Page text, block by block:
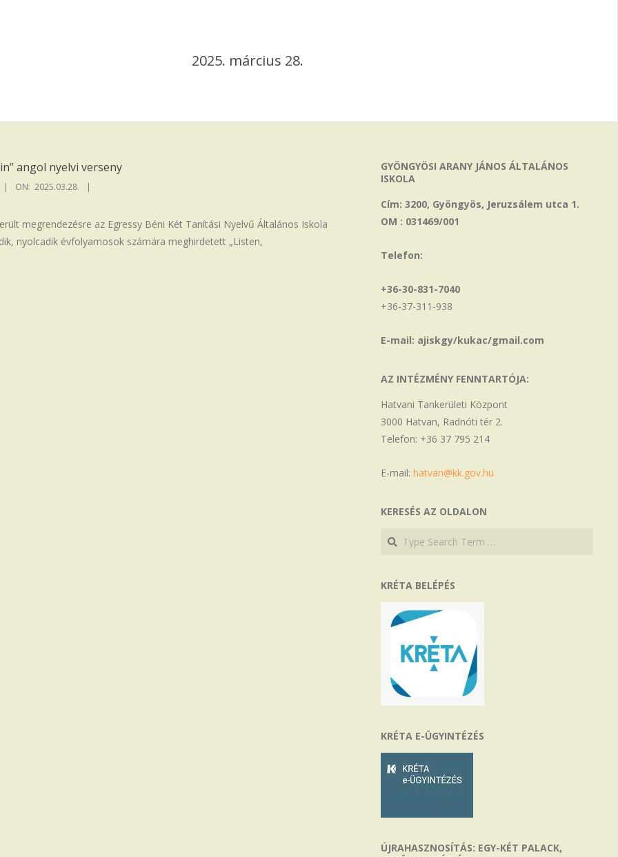
2025. március 28.
angol nyelvi verseny
ON: 2025.03.28.
megrendezésre az Egressy Béni Két Tanítási Nyelvű Általános Iskola
nyolcadik évfolyamosok számára meghirdetett „Listen,
GYÖNGYÖSI ARANY JÁNOS ÁLTALÁNOS
ISKOLA
Cím: 3200, Gyöngyös, Jeruzsálem utca 1.
OM : 031469/001
Telefon:
+36-30-831-7040
+36-37-311-938
E-mail: ajiskgy/kukac/gmail.com
AZ INTÉZMÉNY FENNTARTÓJA:
Hatvani Tankerületi Központ
3000 Hatvan, Radnóti tér 2.
Telefon: +36 37 795 214
E-mail:hatvan@kk.gov.hu
KERESÉS AZ OLDALON
Search
Search
KRÉTA BELÉPÉS
KRÉTA E-ÜGYINTÉZÉS
ÚJRAHASZNOSÍTÁS: EGY-KÉT PALACK,